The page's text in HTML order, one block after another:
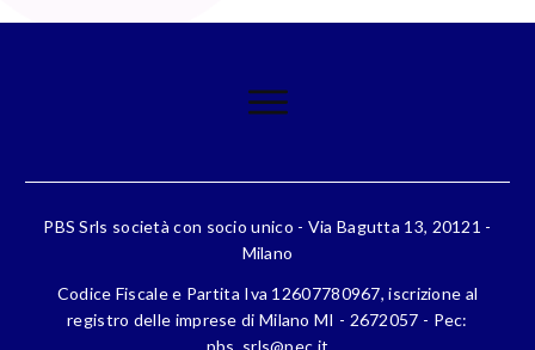
PBS Srls società con socio unico - Via Bagutta 13, 20121 -
Milano
Codice Fiscale e Partita Iva 12607780967, iscrizione al
registro delle imprese di Milano MI - 2672057 - Pec:
pbs_srls@pec.it